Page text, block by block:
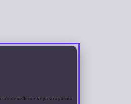
denetleme veya araştırma